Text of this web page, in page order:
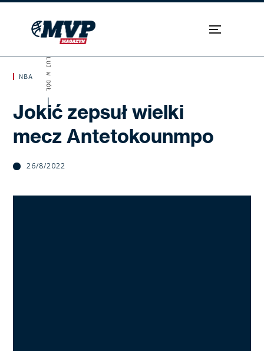
NBA
Jokić zepsuł wielki
mecz Antetokounmpo
26/8/2022
SKROLUJ W DÓŁ